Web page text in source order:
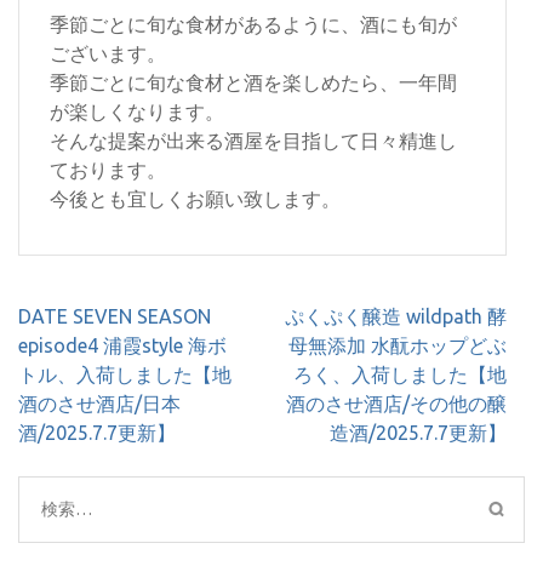
季節ごとに旬な食材があるように、酒にも旬が
ございます。
季節ごとに旬な食材と酒を楽しめたら、一年間
が楽しくなります。
そんな提案が出来る酒屋を目指して日々精進し
ております。
今後とも宜しくお願い致します。
投
稿
ナ
ビ
ゲ
ョ
ン
DATE SEVEN SEASON
episode4 浦霞style 海ボ
トル、入荷しました【地
酒のさせ酒店/日本
酒/2025.7.7更新】
ぷくぷく醸造 wildpath 酵
母無添加 水酛ホップどぶ
ろく、入荷しました【地
酒のさせ酒店/その他の醸
造酒/2025.7.7更新】
検
索: